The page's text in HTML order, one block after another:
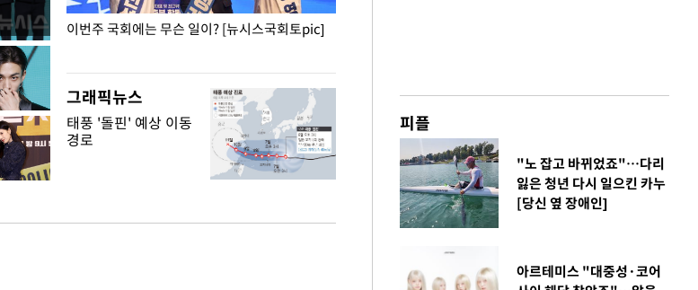
과…"국가
이번주 국회에는 무슨 일이? [뉴시스국회토pic]
그래픽뉴스
태풍 '돌핀' 예상 이동
경로
피플
"노 잡고 바뀌었죠"…다리
잃은 청년 다시 일으킨 카누
[당신 옆 장애인]
아르테미스 "대중성·코어